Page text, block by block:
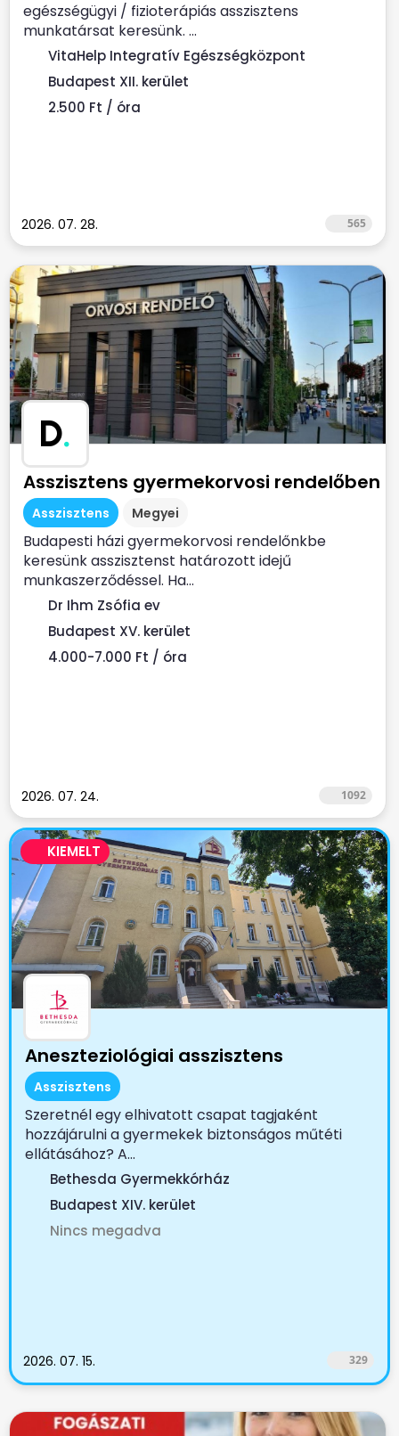
egészségügyi / fizioterápiás asszisztens
munkatársat keresünk. ...
VitaHelp Integratív Egészségközpont
Budapest XII. kerület
2.500 Ft / óra
2026. 07. 28. 565
D.
Asszisztens gyermekorvosi rendelőben
Asszisztens Megyei
Budapesti házi gyermekorvosi rendelőnkbe
keresünk asszisztenst határozott idejű
munkaszerződéssel. Ha...
Dr Ihm Zsófia ev
Budapest XV. kerület
4.000-7.000 Ft / óra
2026. 07. 24. 1092
KIEMELT
Aneszteziológiai asszisztens
Asszisztens
Szeretnél egy elhivatott csapat tagjaként
hozzájárulni a gyermekek biztonságos műtéti
ellátásához? A...
Bethesda Gyermekkórház
Budapest XIV. kerület
Nincs megadva
2026. 07. 15. 329